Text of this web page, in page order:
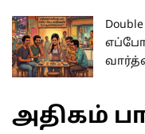
அதிகம்